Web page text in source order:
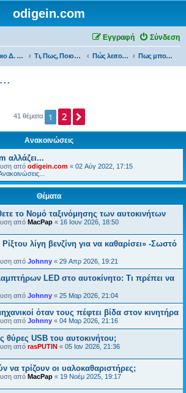
odigein.com
Σύνδεση
Εγγραφή
Ευρετήριο Δ. Συζήτησης Τι, Πως, Ποιος & Πού... Πώς λειτουργεί, Τεχνικά θέματα & κάντο μόνος σου... Πως μπορώ να...
41 θέματα 1 2
Ανακοινώσεις
αλλάζει...
από odigein.com « 02 Αύγ 2022, 17:15
Θέματα
το Νομό ταξινόμησης των αυτοκινήτων
από MacPap « 16 Ιουν 2026, 18:50
λίγη βενζίνη για να καθαρίσει» -Σωστό
από Johnny « 29 Απρ 2026, 19:21
LED στο αυτοκίνητο: Τι πρέπει να
από Johnny « 25 Μαρ 2026, 21:04
όταν τους πέφτει βίδα στον κινητήρα
από Johnny « 04 Μαρ 2026, 21:16
θύρες USB του αυτοκινήτου;
από rasPUTIN « 05 Ιαν 2026, 21:36
να τρίζουν οι υαλοκαθαριστήρες;
από MacPap « 19 Νοέμ 2025, 19:17